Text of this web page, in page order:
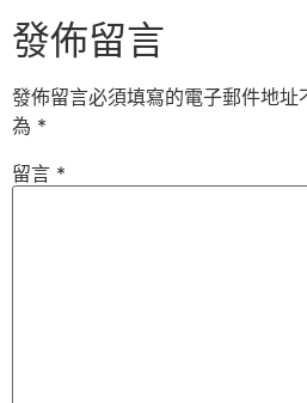
發佈留言
發佈留言必須填寫的電子郵件地址
為 *
留言 *